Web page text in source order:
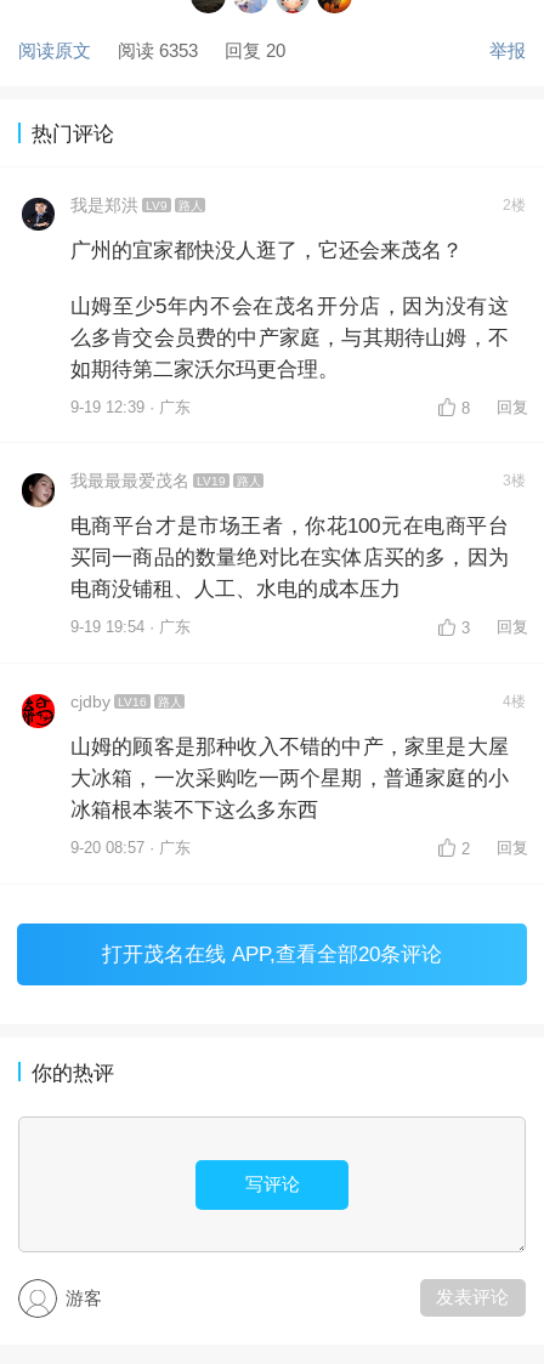
阅读原文 阅读 6353 回复 20 举报
热门评论
我是郑洪 LV9 路人 2楼
广州的宜家都快没人逛了，它还会来茂名？
山姆至少5年内不会在茂名开分店，因为没有这
么多肯交会员费的中产家庭，与其期待山姆，不
如期待第二家沃尔玛更合理。
9-19 12:39 · 广东 8 回复
我最最最爱茂名 LV19 路人 3楼
电商平台才是市场王者，你花100元在电商平台
买同一商品的数量绝对比在实体店买的多，因为
电商没铺租、人工、水电的成本压力
9-19 19:54 · 广东 3 回复
cjdby LV16 路人 4楼
山姆的顾客是那种收入不错的中产，家里是大屋
大冰箱，一次采购吃一两个星期，普通家庭的小
冰箱根本装不下这么多东西
9-20 08:57 · 广东 2 回复
打开茂名在线 APP,查看全部20条评论
你的热评
写评论
游客 发表评论